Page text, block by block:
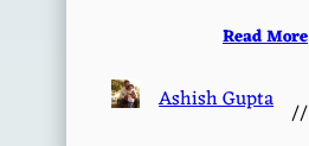
Read More
Ashish Gupta //